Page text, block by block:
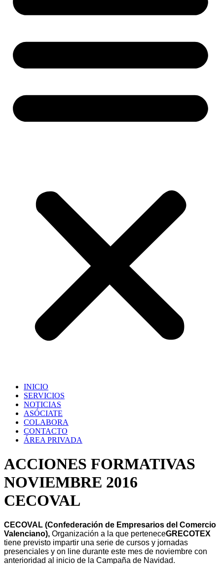
INICIO
SERVICIOS
NOTICIAS
ASÓCIATE
COLABORA
CONTACTO
ÁREA PRIVADA
ACCIONES FORMATIVAS
NOVIEMBRE 2016
CECOVAL
CECOVAL (Confederación de Empresarios del Comercio
Valenciano), Organización a la que perteneceGRECOTEX
tiene previsto impartir una serie de cursos y jornadas
presenciales y on line durante este mes de noviembre con
anterioridad al inicio de la Campaña de Navidad.